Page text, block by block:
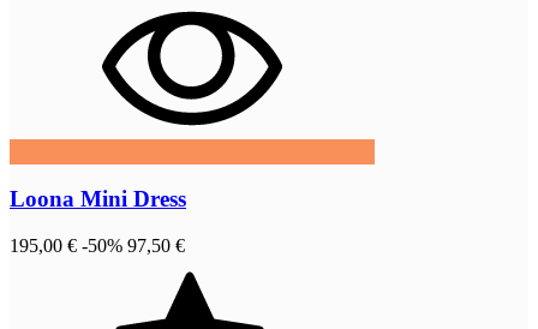
Loona Mini Dress
195,00 € -50% 97,50 €